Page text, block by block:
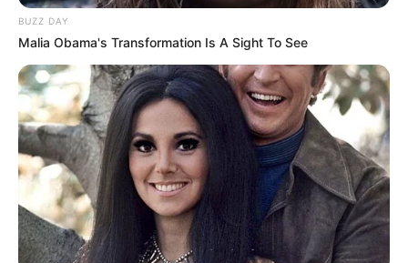
Fail! 10 Potret Makanan Gagal
Dimasak yang Bikin Kamu
Nggak Selera
10 Pose Manekin Anti
Mainstream yang Konyol
BUZZ DAY
Malia Obama's Transformation Is A Sight To See